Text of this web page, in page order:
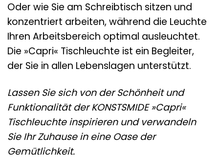
Oder wie Sie am Schreibtisch sitzen und
konzentriert arbeiten, während die Leuchte
Ihren Arbeitsbereich optimal ausleuchtet.
Die »Capri« Tischleuchte ist ein Begleiter,
der Sie in allen Lebenslagen unterstützt.
Lassen Sie sich von der Schönheit und
Funktionalität der KONSTSMIDE »Capri«
Tischleuchte inspirieren und verwandeln
Sie Ihr Zuhause in eine Oase der
Gemütlichkeit.